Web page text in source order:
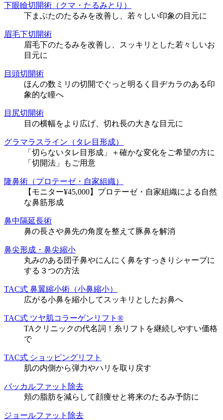
下眼瞼切開術（クマ・たるみとり）
下まぶたのたるみを改善し、若々しい印象の目元に
眉毛下切開術
眉毛下のたるみを改善し、スッキリとした若々しいお
目元に
目頭切開術
ほんの数ミリの切開でぐっと明るく目ヂカラのある印
象的な瞳へ
目尻切開術
目の横幅をより広げ、切れ長の大きな目元に
グラマラスライン（タレ目形成）
「切らないタレ目形成」＋確かな変化をご希望の方に
「切開法」もご用意
隆鼻術（プロテーゼ・自家組織）
【モニター¥45,000】プロテーゼ・自家組織による自然
な鼻筋形成
鼻中隔延長術
鼻の長さや鼻先の角度を整えて豚鼻を解消
鼻尖形成・鼻尖縮小
丸みのある団子鼻やにんにく鼻をすっきりシャープに
する３つの方法
TAC式 鼻翼縮小術（小鼻縮小）
広がる小鼻を縮小してスッキリとしたお鼻へ
TAC式 ツヤ肌コラーゲンリフト®
TAクリニックの代名詞！糸リフトを継続しやすい価格
で
TAC式 ショッピングリフト
肌の内側から弾力やハリを取り戻す
バッカルファット除去
頬の脂肪を減らして顔痩せと将来のたるみ予防に
ジョールファット除去